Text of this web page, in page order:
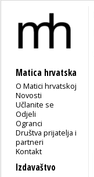
Matica hrvatska
O Matici hrvatskoj
Novosti
Učlanite se
Odjeli
Ogranci
Društva prijatelja i
partneri
Kontakt
Izdavaštvo